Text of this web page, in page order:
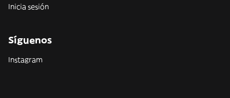
Inicia sesión
Síguenos
Instagram